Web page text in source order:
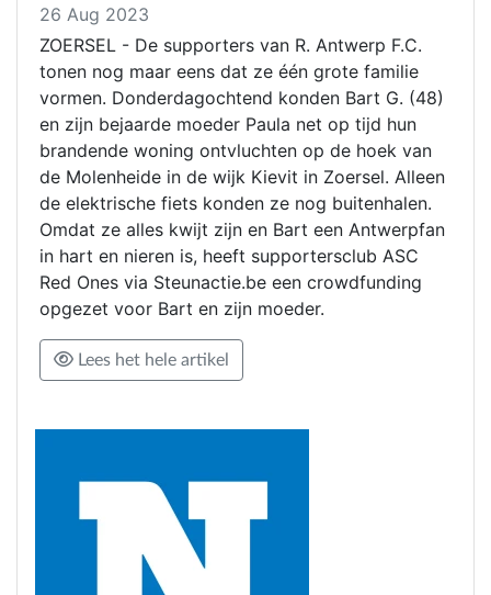
26 Aug 2023
ZOERSEL - De supporters van R. Antwerp F.C.
tonen nog maar eens dat ze één grote familie
vormen. Donderdagochtend konden Bart G. (48)
en zijn bejaarde moeder Paula net op tijd hun
brandende woning ontvluchten op de hoek van
de Molenheide in de wijk Kievit in Zoersel. Alleen
de elektrische fiets konden ze nog buitenhalen.
Omdat ze alles kwijt zijn en Bart een Antwerpfan
in hart en nieren is, heeft supportersclub ASC
Red Ones via Steunactie.be een crowdfunding
opgezet voor Bart en zijn moeder.
Lees het hele artikel